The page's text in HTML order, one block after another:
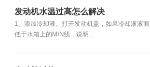
发动机水温过高怎么解决
1、添加冷却液。打开发动机盖，如果冷却液液面
低于水箱上的MIN线，说明...